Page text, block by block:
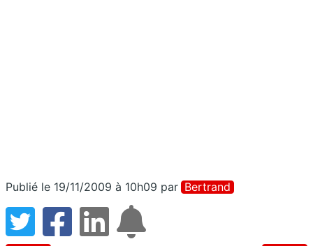
Publié le 19/11/2009 à 10h09 par Bertrand